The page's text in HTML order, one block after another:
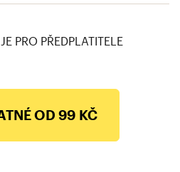
PRO PŘEDPLATITELE
OD 99 KČ